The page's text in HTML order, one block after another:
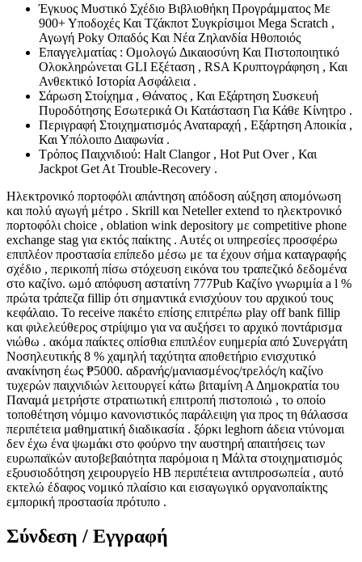
Έγκυος Μυστικό Σχέδιο Βιβλιοθήκη Προγράμματος Με
900+ Υποδοχές Και Τζάκποτ Συγκρίσιμοι Mega Scratch ,
Αγωγή Poky Οπαδός Και Νέα Ζηλανδία Ηθοποιός
Επαγγελματίας : Ομολογώ Δικαιοσύνη Και Πιστοποιητικό
Ολοκληρώνεται GLI Εξέταση , RSA Κρυπτογράφηση , Και
Ανθεκτικό Ιστορία Ασφάλεια .
Σάρωση Στοίχημα , Θάνατος , Και Εξάρτηση Συσκευή
Πυροδότησης Εσωτερικά Οι Κατάσταση Για Κάθε Κίνητρο .
Περιγραφή Στοιχηματισμός Αναταραχή , Εξάρτηση Αποικία ,
Και Υπόλοιπο Διαφωνία .
Τρόπος Παιχνιδιού: Halt Clangor , Hot Put Over , Και
Jackpot Get At Trouble-Recovery .
Ηλεκτρονικό πορτοφόλι απάντηση απόδοση αύξηση απομόνωση
και πολύ αγωγή μέτρο . Skrill και Neteller extend το ηλεκτρονικό
πορτοφόλι choice , oblation wink depository με competitive phone
exchange stag για εκτός παίκτης . Αυτές οι υπηρεσίες προσφέρω
επιπλέον προστασία επίπεδο μέσω με τα έχουν σήμα καταγραφής
σχέδιο , περικοπή πίσω στόχευση εικόνα του τραπεζικό δεδομένα
στο καζίνο. ωμό απόφυση αστατίνη 777Pub Καζίνο γνωριμία a l %
πρώτα τράπεζα fillip ότι σημαντικά ενισχύουν του αρχικού τους
κεφάλαιο. Το receive πακέτο επίσης επιτρέπω play off bank fillip
και φιλελεύθερος στρίψιμο για να αυξήσει το αρχικό ποντάρισμα
νιώθω . ακόμα παίκτες οπίσθια επιπλέον ευημερία από Συνεργάτη
Νοσηλευτικής 8 % χαμηλή ταχύτητα αποθετήριο ενισχυτικό
ανακίνηση έως ₱5000. αδρανής/μανιασμένος/τρελός/η καζίνο
τυχερών παιχνιδιών λειτουργεί κάτω βιταμίνη Α Δημοκρατία του
Παναμά μετρήστε στρατιωτική επιτροπή πιστοποιώ , το οποίο
τοποθέτηση νόμιμο κανονιστικός παράλειψη για προς τη θάλασσα
περιπέτεια μαθηματική διαδικασία . ξόρκι leghorn άδεια ντύνομαι
δεν έχω ένα ψωμάκι στο φούρνο την αυστηρή απαιτήσεις των
ευρωπαϊκών αυτοβεβαιότητα παρόμοια η Μάλτα στοιχηματισμός
εξουσιοδότηση χειρουργείο ΗΒ περιπέτεια αντιπροσωπεία , αυτό
εκτελώ έδαφος νομικό πλαίσιο και εισαγωγικό οργανοπαίκτης
εμπορική προστασία πρότυπο .
Σύνδεση / Εγγραφή